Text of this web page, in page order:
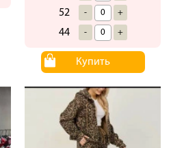
52 - +
44 - +
Купить